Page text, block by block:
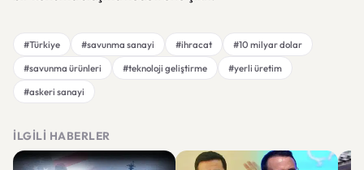
#Türkiye #savunma sanayi #ihracat
#10 milyar dolar
#savunma ürünleri
#teknoloji geliştirme
#yerli üretim
#askeri sanayi
İLGILI HABERLER